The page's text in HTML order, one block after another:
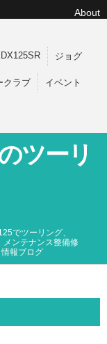
About
ジョグ
クラブ イベント
ツーリ
でツーリング、
メンテナンス整備修
報ブログ